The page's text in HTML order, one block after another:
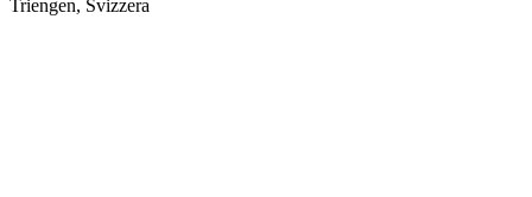
Triengen, Svizzera